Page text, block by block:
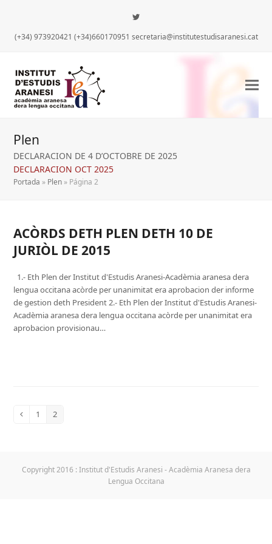
Twitter
(+34) 973920421 (+34)660170951 secretaria@institutestudisaranesi.cat
Plen
DECLARACION DE 4 D’OCTOBRE DE 2025
DECLARACION OCT 2025
Portada » Plen » Página 2
ACÒRDS DETH PLEN DETH 10 DE
JURIÒL DE 2015
1.- Eth Plen der Institut d'Estudis Aranesi-Acadèmia aranesa dera
lengua occitana acòrde per unanimitat era aprobacion der informe
de gestion deth President 2.- Eth Plen der Institut d'Estudis Aranesi-
Acadèmia aranesa dera lengua occitana acòrde per unanimitat era
aprobacion provisionau…
AnteriorPage
1 Page
2
Copyright 2016 : Institut d'Estudis Aranesi - Acadèmia Aranesa dera
Lengua Occitana